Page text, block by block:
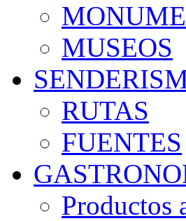
MUSEOS
RUTAS
FUENTES
Productos